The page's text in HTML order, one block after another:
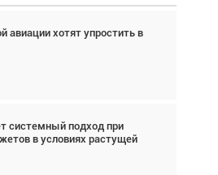
авиации хотят упростить в
системный подход при
в условиях растущей
вертолётов и БПЛА в
Дэйв Кох: «Фотография
а ИИ всё портит»